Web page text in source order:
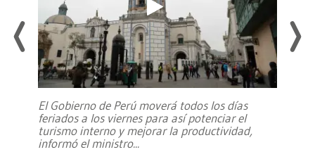
El Gobierno de Perú moverá todos los días
feriados a los viernes para así potenciar el
turismo interno y mejorar la productividad,
informó el ministro...